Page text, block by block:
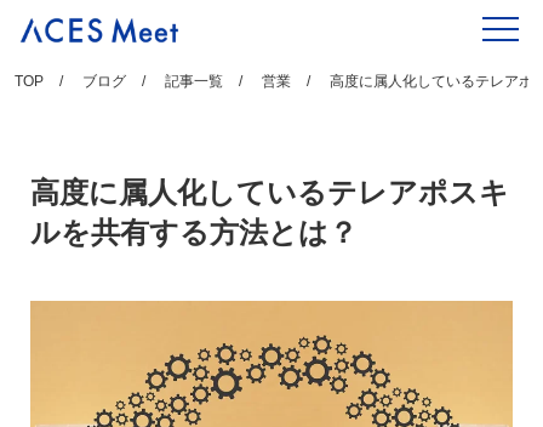
content
TOP ブログ 記事一覧 営業 高度に属人化しているテレアポ
高度に属人化しているテレアポスキ
ルを共有する方法とは？